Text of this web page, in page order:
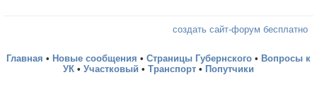
создать сайт-форум бесплатно
Главная • Новые сообщения • Страницы Губернского • Вопросы к
УК • Участковый • Транспорт • Попутчики